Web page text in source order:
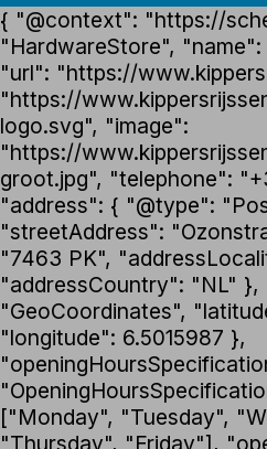
{ "@context": "https://
"HardwareStore", "name":
"url": "https://
"https://
logo.svg", "image":
"https://
groot.jpg", "telephone":
"address": { "@type":
"streetAddress":
"7463 PK",
"addressCountry": "NL"
"GeoCoordinates",
"longitude": 6.5015987 },
["Monday", "Tuesday",
"Thursday", "Friday"],